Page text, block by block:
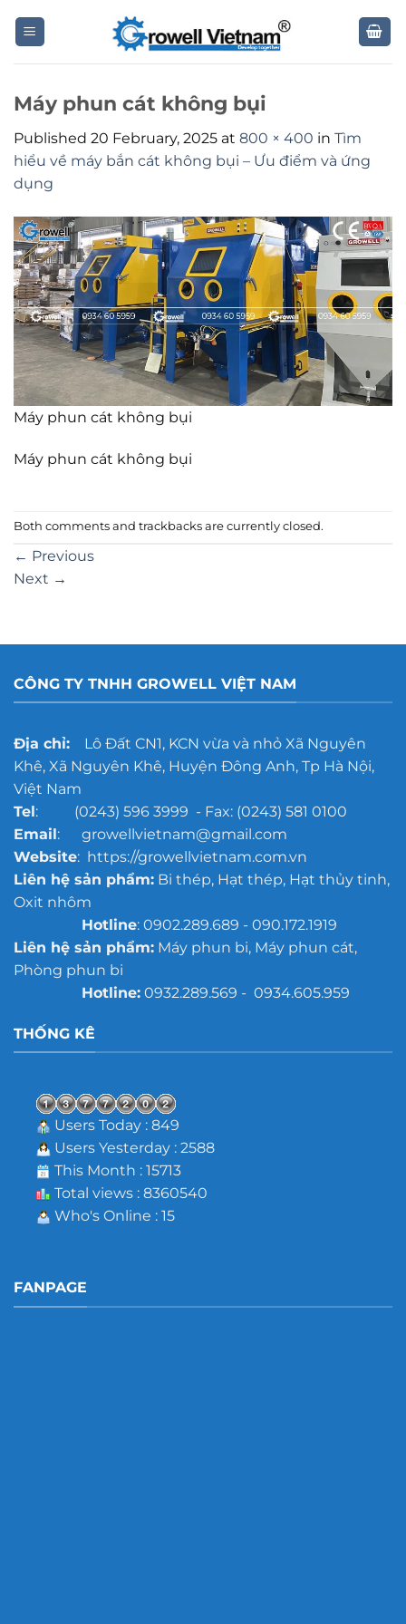
Máy phun cát không bụi
Published 20 February, 2025 at 800 × 400 in Tìm
hiểu về máy bắn cát không bụi – Ưu điểm và ứng
dụng
Máy phun cát không bụi
Máy phun cát không bụi
Both comments and trackbacks are currently closed.
← Previous
Next →
CÔNG TY TNHH GROWELL VIỆT NAM
Địa chỉ:Lô Đất CN1, KCN vừa và nhỏ Xã Nguyên
Khê, Xã Nguyên Khê, Huyện Đông Anh, Tp Hà Nội,
Việt Nam
Tel: (0243) 596 3999 - Fax: (0243) 581 0100
Email: growellvietnam@gmail.com
Website: https://growellvietnam.com.vn
Liên hệ sản phẩm:Bi thép, Hạt thép, Hạt thủy tinh,
Oxit nhôm
Hotline: 0902.289.689 - 090.172.1919
Liên hệ sản phẩm:Máy phun bi, Máy phun cát,
Phòng phun bi
Hotline:0932.289.569 - 0934.605.959
THỐNG KÊ
Users Today : 849
Users Yesterday : 2588
This Month : 15713
Total views : 8360540
Who's Online : 15
FANPAGE